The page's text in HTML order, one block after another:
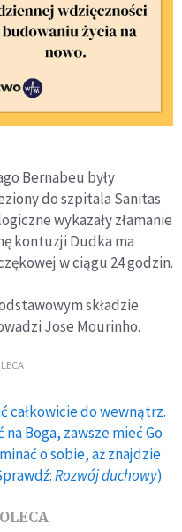
Bernabeu były
do szpitala Sanitas
wykazały złamanie
kontuzji Dudka ma
w ciągu 24 godzin.
składzie
Jose Mourinho.
całkowicie do wewnątrz.
Boga, zawsze mieć Go
o sobie, aż znajdzie
Rozwój duchowy)